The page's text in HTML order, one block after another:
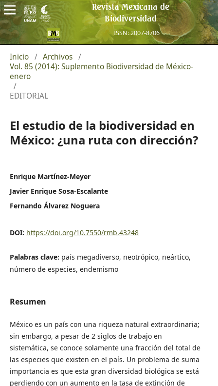
Revista Mexicana de
Biodiversidad
ISSN: 2007-8706
Inicio / Archivos /
Vol. 85 (2014): Suplemento Biodiversidad de México-
enero
/
EDITORIAL
El estudio de la biodiversidad en
México: ¿una ruta con dirección?
Enrique Martínez-Meyer
Javier Enrique Sosa-Escalante
Fernando Álvarez Noguera
DOI: https://doi.org/10.7550/rmb.43248
Palabras clave: país megadiverso, neotrópico, neártico,
número de especies, endemismo
Resumen
México es un país con una riqueza natural extraordinaria;
sin embargo, a pesar de 2 siglos de trabajo en
sistemática, se conoce solamente una fracción del total de
las especies que existen en el país. Un problema de suma
importancia es que esta gran diversidad biológica se está
perdiendo con un aumento en la tasa de extinción de